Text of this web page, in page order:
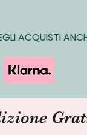
ACQUISTI